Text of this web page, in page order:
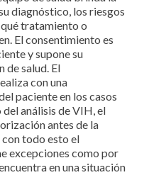
diagnóstico, los riesgos
tratamiento o
El consentimiento es
y supone su
de salud. El
con una
paciente en los casos
del análisis de VIH, el
antes de la
con todo esto el
excepciones como por
en una situación